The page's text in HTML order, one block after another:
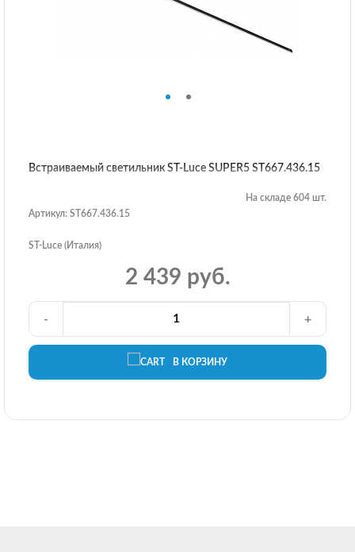
Встраиваемый светильник ST-Luce SUPER5 ST667.436.15
На складе 604 шт.
Артикул: ST667.436.15
ST-Luce (Италия)
2 439 руб.
В КОРЗИНУ
- +